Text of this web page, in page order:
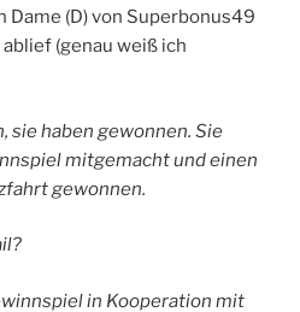
(D) von Superbonus49
(genau weiß ich
sie haben gewonnen. Sie
mitgemacht und einen
gewonnen.
in Kooperation mit